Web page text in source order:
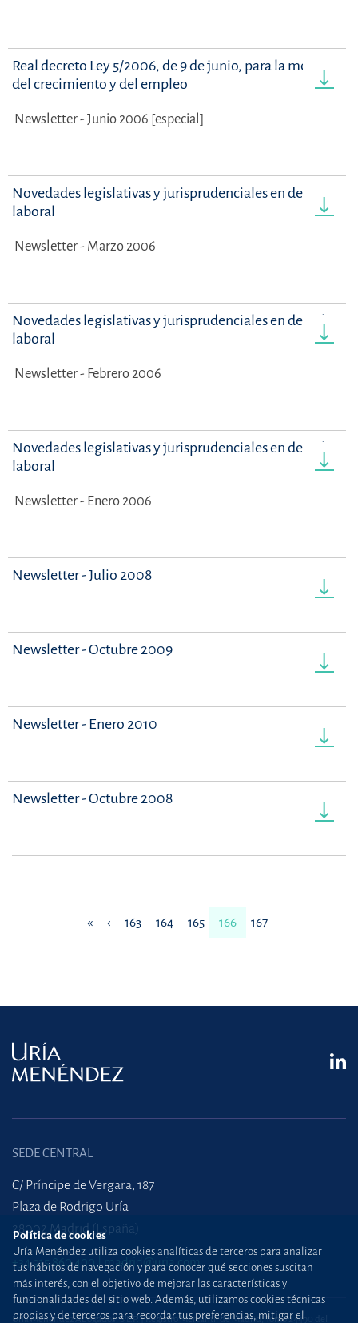
Real decreto Ley 5/2006, de 9 de junio, para la mejora
del crecimiento y del empleo
Newsletter - Junio 2006 [especial]
Novedades legislativas y jurisprudenciales en derecho
laboral
Newsletter - Marzo 2006
Novedades legislativas y jurisprudenciales en derecho
laboral
Newsletter - Febrero 2006
Novedades legislativas y jurisprudenciales en derecho
laboral
Newsletter - Enero 2006
Newsletter - Julio 2008
Newsletter - Octubre 2009
Newsletter - Enero 2010
Newsletter - Octubre 2008
« ‹ 163 164 165 166 167
SEDE CENTRAL
C/ Príncipe de Vergara, 187
Plaza de Rodrigo Uría
28002 Madrid (España)
+34 915 860 400 madrid@uria.com
Uría Menéndez Abogados, S.L.P. | Registro Mercantil de Madrid, Tomo 24490 del
Política de cookies
Uría Menéndez utiliza cookies analíticas de terceros para analizar
tus hábitos de navegación y para conocer qué secciones suscitan
más interés, con el objetivo de mejorar las características y
funcionalidades del sitio web. Además, utilizamos cookies técnicas
propias y de terceros para recordar tus preferencias, mitigar el